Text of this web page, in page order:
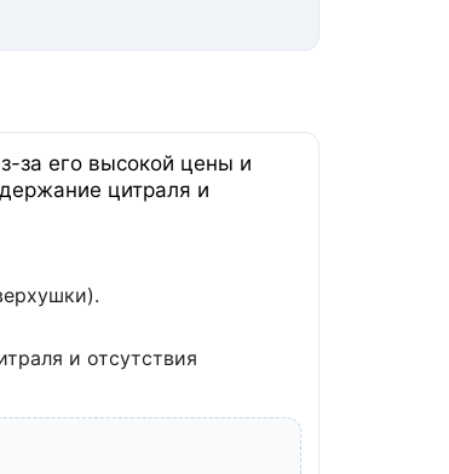
за его высокой цены и
цитраля и
и отсутствия